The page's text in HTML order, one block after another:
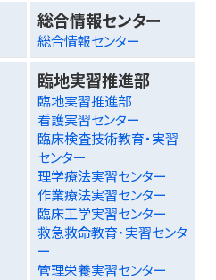
総合情報センター
総合情報センター
臨地実習推進部
臨地実習推進部
看護実習センター
臨床検査技術教育・実習
センター
理学療法実習センター
作業療法実習センター
臨床工学実習センター
救急救命教育･実習センタ
ー
管理栄養実習センター